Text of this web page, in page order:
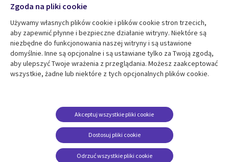
Centrum zasobów
Library
SECTIONS
POLSKA
Artykuły
Pomoc
Legal
POLSKA
Informacja prawna
Informacja o
ciasteczkach
Social
Media
SECTIONS
POLSKA
Zgoda na pliki cookie
Używamy własnych plików cookie i plików cookie stron trzecich,
aby zapewnić płynne i bezpieczne działanie witryny. Niektóre są
niezbędne do funkcjonowania naszej witryny i są ustawione
domyślnie. Inne są opcjonalne i są ustawiane tylko za Twoją zgodą,
aby ulepszyć Twoje wrażenia z przeglądania. Możesz zaakceptować
wszystkie, żadne lub niektóre z tych opcjonalnych plików cookie.
Dostosuj pliki cookie
Akceptuj wszystkie pliki cookie
Odrzuć wszystkie pliki cookie